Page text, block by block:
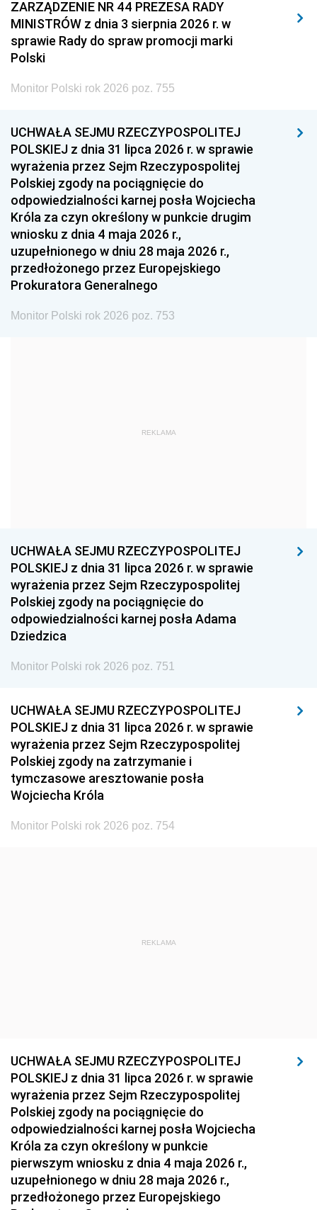
2011 2010 2009
2008 2007 2006
2005
1996 1995 1994
1993 1992 1991
1990 1989
1987 1986 1985
1984 1983
1981 1980 1979
1978 1977
1975 1974
1959
1939 1938 1937
1936 1930
ZARZĄDZENIE NR 44 PREZESA RADY
MINISTRÓW z dnia 3 sierpnia 2026 r. w
sprawie Rady do spraw promocji marki
Polski
Monitor Polski rok 2026 poz. 755
UCHWAŁA SEJMU RZECZYPOSPOLITEJ
POLSKIEJ z dnia 31 lipca 2026 r. w sprawie
wyrażenia przez Sejm Rzeczypospolitej
Polskiej zgody na pociągnięcie do
odpowiedzialności karnej posła Wojciecha
Króla za czyn określony w punkcie drugim
wniosku z dnia 4 maja 2026 r.,
uzupełnionego w dniu 28 maja 2026 r.,
przedłożonego przez Europejskiego
Prokuratora Generalnego
Monitor Polski rok 2026 poz. 753
REKLAMA
UCHWAŁA SEJMU RZECZYPOSPOLITEJ
POLSKIEJ z dnia 31 lipca 2026 r. w sprawie
wyrażenia przez Sejm Rzeczypospolitej
Polskiej zgody na pociągnięcie do
odpowiedzialności karnej posła Adama
Dziedzica
Monitor Polski rok 2026 poz. 751
UCHWAŁA SEJMU RZECZYPOSPOLITEJ
POLSKIEJ z dnia 31 lipca 2026 r. w sprawie
wyrażenia przez Sejm Rzeczypospolitej
Polskiej zgody na zatrzymanie i
tymczasowe aresztowanie posła
Wojciecha Króla
Monitor Polski rok 2026 poz. 754
REKLAMA
UCHWAŁA SEJMU RZECZYPOSPOLITEJ
POLSKIEJ z dnia 31 lipca 2026 r. w sprawie
wyrażenia przez Sejm Rzeczypospolitej
Polskiej zgody na pociągnięcie do
odpowiedzialności karnej posła Wojciecha
Króla za czyn określony w punkcie
pierwszym wniosku z dnia 4 maja 2026 r.,
uzupełnionego w dniu 28 maja 2026 r.,
przedłożonego przez Europejskiego